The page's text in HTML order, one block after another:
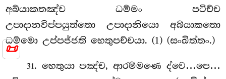
📜
අබ්යාකතඤ්ච ධම්මං පටිච්ච
උපාදානවිප්පයුත්තො උපාදානියො අබ්යාකතො
ධම්මො උප්පජ්ජති හෙතුපච්චයා. (1) (සංඛිත්තං.)
31. හෙතුයා පඤ්ච, ආරම්මණෙ ද්වෙ…පෙ…